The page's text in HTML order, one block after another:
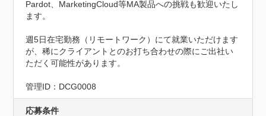
Pardot、MarketingCloud等MA製品への挑戦も歓迎いたし
ます。
週5日在宅勤務（リモートワーク）にて就業いただけます
が、稀にクライアントとのお打ち合わせの際にご出社い
ただく可能性があります。
管理ID：DCG0008
応募条件